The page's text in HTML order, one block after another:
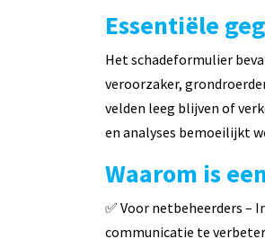
Essentiële
Het schadeformulier
veroorzaker,
velden leeg blijven of
en analyses bemoeilijkt
Waarom is
✅ Voor netbeheerders –
communicatie te